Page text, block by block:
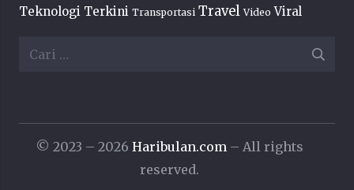
Teknologi Terkini Transportasi Travel Video Viral
Cari
© 2023 – 2026 Haribulan.com – All rights
reserved.